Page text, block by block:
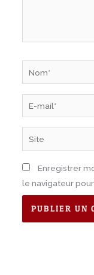
mail*
Site
Enregistrer
le navigateur